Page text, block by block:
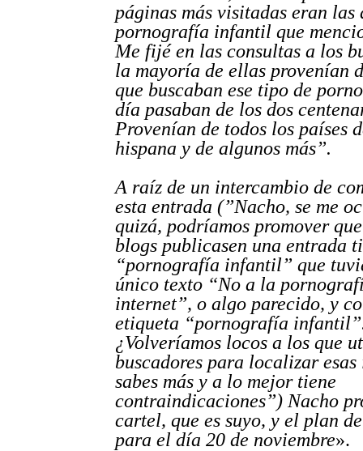
páginas más visitadas eran las
pornografía infantil que
Me fijé en las consultas a los
la mayoría de ellas provenían
que buscaban ese tipo de
día pasaban de los dos
Provenían de todos los países
hispana y de algunos más”.
A raíz de un intercambio de
esta entrada (”Nacho, se me
quizá, podríamos promover
blogs publicasen una entrada
“pornografía infantil” que
único texto “No a la
internet”, o algo parecido, y
etiqueta “pornografía
¿Volveríamos locos a los que
buscadores para localizar
sabes más y a lo mejor tiene
contraindicaciones”) Nacho
cartel, que es suyo, y el plan
para el día 20 de noviembre».